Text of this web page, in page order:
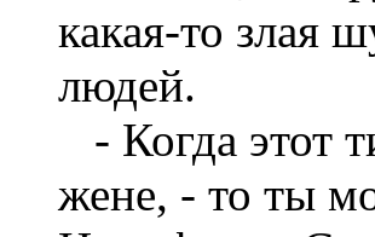
какая-то злая
людей.
- Когда этот
жене, - то ты